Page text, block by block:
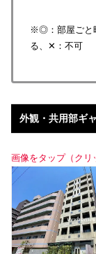
※◎：部屋ごと
る、✕：不可
外観・共用部ギ
画像をタップ（クリ